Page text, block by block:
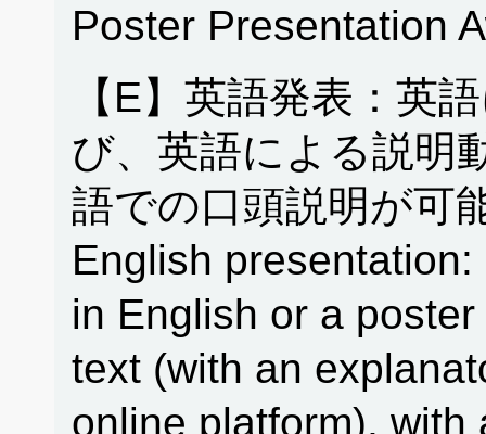
Poster Presentation
【E】英語発表：英
び、英語による説明
語での口頭説明が可
English
in English or a
text (with an
online platform), with